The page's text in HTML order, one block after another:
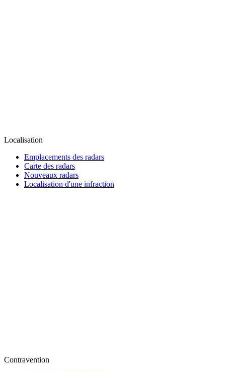
Localisation
Emplacements des radars
Carte des radars
Nouveaux radars
Localisation d'une infraction
Contravention